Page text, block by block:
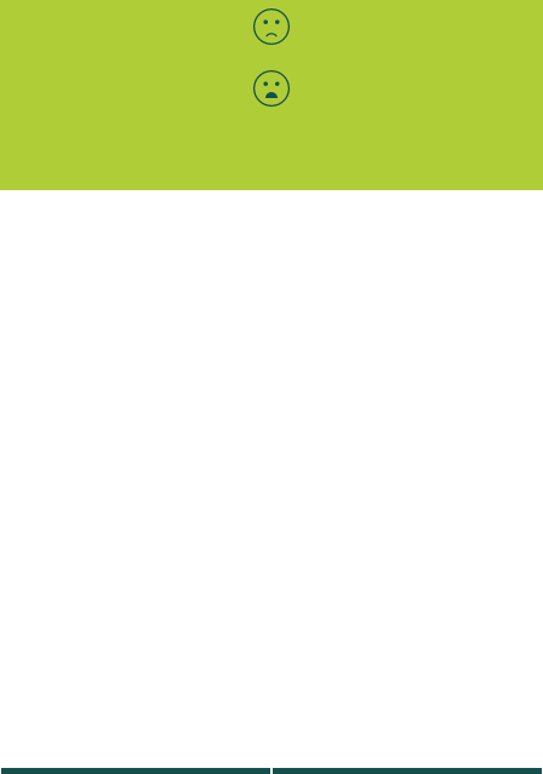
Datenschutzhinweise